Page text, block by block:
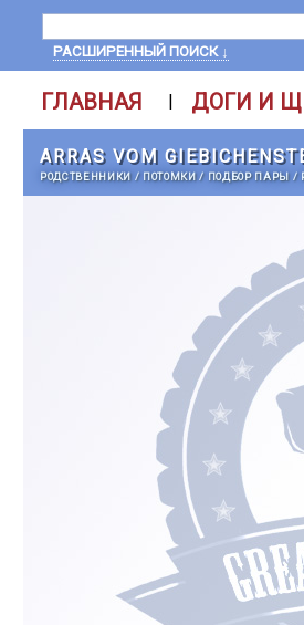
РАСШИРЕННЫЙ ПОИСК ↓
ГЛАВНАЯ | ДОГИ И
ARRAS VOM
РОДСТВЕННИКИ / ПОТОМКИ/ ПОДБОР ПАРЫ /